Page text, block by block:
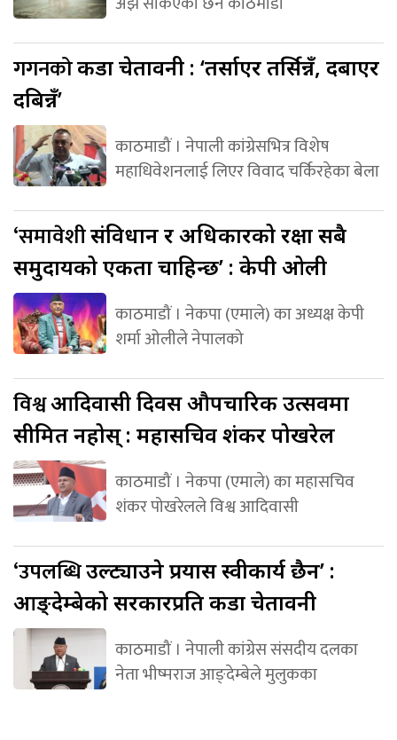
गगनकोकडा चेतावनी : ‘तर्साएर तर्सिन्नँ, दबाएर
दबिन्नँ’
काठमाडौं । नेपाली कांग्रेसभित्र विशेष
महाधिवेशनलाई लिएर विवाद चर्किरहेका बेला
‘समावेशीसंविधान र अधिकारको रक्षा सबै
समुदायको एकता चाहिन्छ’ : केपी ओली
काठमाडौं । नेकपा (एमाले) का अध्यक्ष केपी
शर्मा ओलीले नेपालको
विश्वआदिवासी दिवस औपचारिक उत्सवमा
सीमित नहोस् : महासचिव शंकर पोखरेल
काठमाडौं । नेकपा (एमाले) का महासचिव
शंकर पोखरेलले विश्व आदिवासी
‘उपलब्धिउल्ट्याउने प्रयास स्वीकार्य छैन’ :
आङ्देम्बेको सरकारप्रति कडा चेतावनी
काठमाडौं । नेपाली कांग्रेस संसदीय दलका
नेता भीष्मराज आङ्देम्बेले मुलुकका